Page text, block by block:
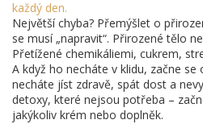
každý den.
Největší chyba? Přemýšlet o
se musí „napravit“. Přirozené tělo
Přetížené chemikáliemi, cukrem,
A když ho necháte v klidu, začne
necháte jíst zdravě, spát dost a
detoxy, které nejsou potřeba –
jakýkoliv krém nebo doplněk.